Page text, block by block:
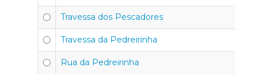
Travessa dos Pescadores
Travessa da Pedreirinha
Rua da Pedreirinha